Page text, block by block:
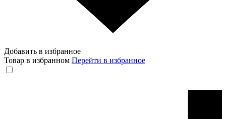
Добавить в избранное
Товар в избранном Перейти в избранное